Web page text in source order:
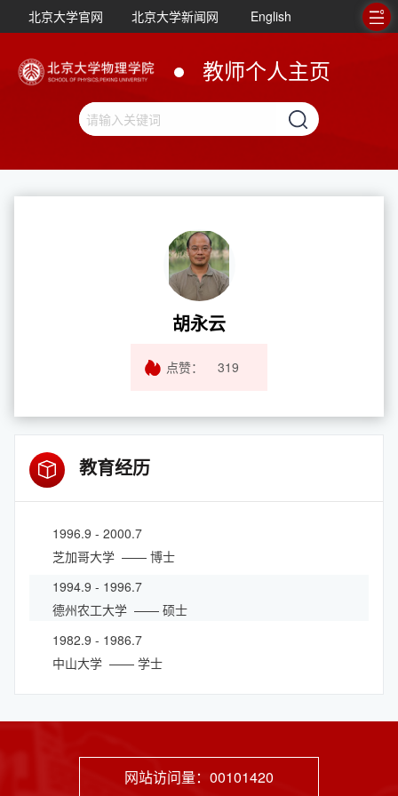
北京大学官网 北京大学新闻网 English
教师个人主页
胡永云
点赞： 319
教育经历
1996.9 - 2000.7
芝加哥大学 —— 博士
1994.9 - 1996.7
德州农工大学 —— 硕士
1982.9 - 1986.7
中山大学 —— 学士
网站访问量： 00101420